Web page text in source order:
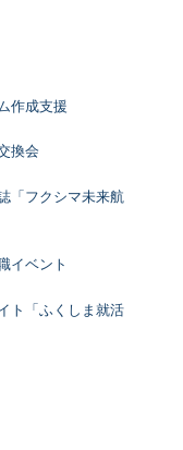
作成支援
換会
「フクシマ未来航
イベント
ト「ふくしま就活